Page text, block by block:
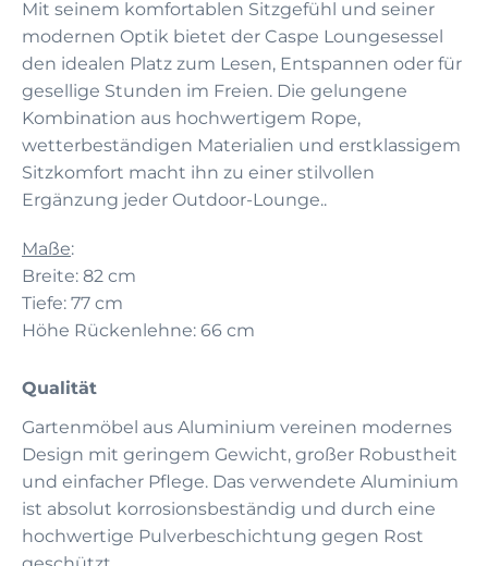
Mit seinem komfortablen Sitzgefühl und seiner
modernen Optik bietet der Caspe Loungesessel
den idealen Platz zum Lesen, Entspannen oder für
gesellige Stunden im Freien. Die gelungene
Kombination aus hochwertigem Rope,
wetterbeständigen Materialien und erstklassigem
Sitzkomfort macht ihn zu einer stilvollen
Ergänzung jeder Outdoor-Lounge..
Maße:
Breite: 82 cm
Tiefe: 77 cm
Höhe Rückenlehne: 66 cm
Qualität
Gartenmöbel aus Aluminium vereinen modernes
Design mit geringem Gewicht, großer Robustheit
und einfacher Pflege. Das verwendete Aluminium
ist absolut korrosionsbeständig und durch eine
hochwertige Pulverbeschichtung gegen Rost